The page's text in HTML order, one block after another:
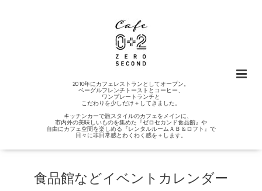
2010年にカフェレストランとしてオープン。
ベーグルフレンチトーストとコーヒー、
ワンプレートランチと
こだわりを少しだけ＋してきました。
キッチンカーで旅スタイルのカフェをメインに、
市内外の美味しいものを集めた『ゼロセカンド食品館』や
自由にカフェ空間を楽しめる『レンタルルームＡＢ＆ロフト』で
日々に非日常感とわくわく感を＋します。
食品館などイベントカレンダー